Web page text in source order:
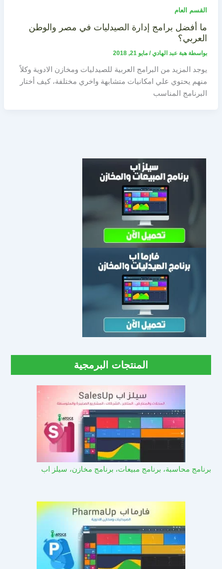
القسم العام
ما أفضل برامج إدارة الصيدليات في مصر والوطن
العربي؟
بواسطة هبة عبد الهادي/ مايو 21, 2018
يوجد المزيد من البرامج العربية للصيدليات ومخازن الادوية وكلاً
منهم يحتوي علي امكانيات متشابهة واخري مختلفة، كيف أختار
البرنامج المناسب
المنتجات البرمجية
برنامج محاسبة، برنامج مبيعات، برنامج مخازن، سيلز اب